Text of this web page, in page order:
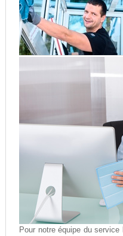
Pour notre équipe du service